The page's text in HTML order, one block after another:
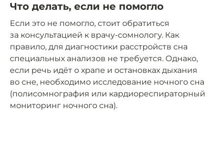
Что делать, если не помогло
Если это не помогло, стоит обратиться
за консультацией к врачу-сомнологу. Как
правило, для диагностики расстройств сна
специальных анализов не требуется. Однако,
если речь идёт о храпе и остановках дыхания
во сне, необходимо исследование ночного сна
(полисомнография или кардиореспираторный
мониторинг ночного сна).